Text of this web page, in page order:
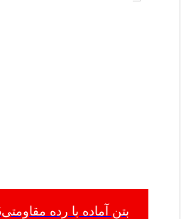
بتن آماده با رده مقاومتیC15(عیار 270)